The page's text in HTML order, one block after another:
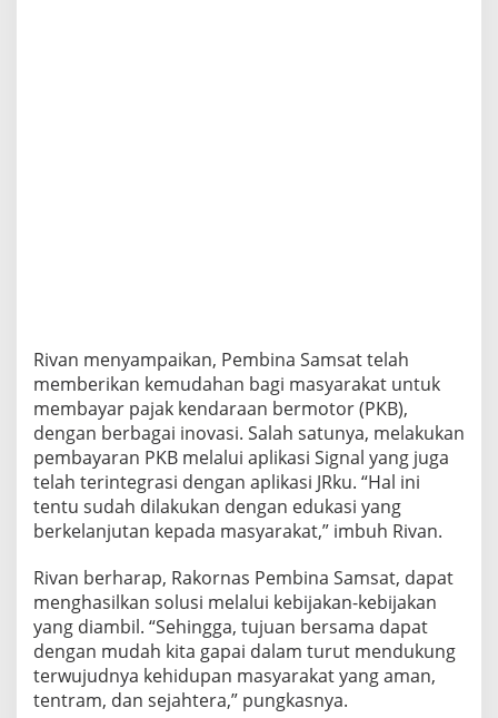
Rivan menyampaikan, Pembina Samsat telah
memberikan kemudahan bagi masyarakat untuk
membayar pajak kendaraan bermotor (PKB),
dengan berbagai inovasi. Salah satunya, melakukan
pembayaran PKB melalui aplikasi Signal yang juga
telah terintegrasi dengan aplikasi JRku. “Hal ini
tentu sudah dilakukan dengan edukasi yang
berkelanjutan kepada masyarakat,” imbuh Rivan.
Rivan berharap, Rakornas Pembina Samsat, dapat
menghasilkan solusi melalui kebijakan-kebijakan
yang diambil. “Sehingga, tujuan bersama dapat
dengan mudah kita gapai dalam turut mendukung
terwujudnya kehidupan masyarakat yang aman,
tentram, dan sejahtera,” pungkasnya.